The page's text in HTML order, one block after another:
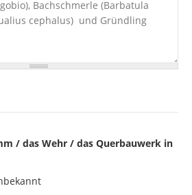
/ das Wehr / das Querbauwerk in